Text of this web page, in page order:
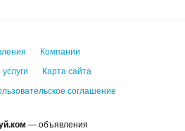
— объявления
Компании
Карта сайта
соглашение